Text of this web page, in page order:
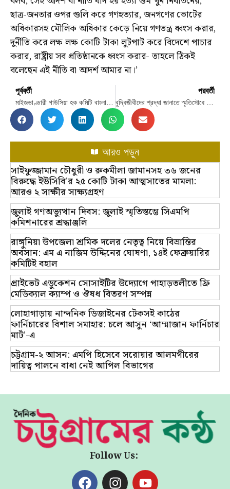
ছাত্র-জনতার ওপর গুলি করে গণহত্যার, জনগণের ভোটের
অধিকারসহ মৌলিক অধিকার কেড়ে নিয়ে গণতন্ত্র ধ্বংস করার,
দুর্নীতি করে লক্ষ লক্ষ কোটি টাকা লুটপাট করে বিদেশে পাচার
করার, রাষ্ট্রীয় সব প্রতিষ্ঠানকে ধ্বংস করার- তাহলে ঠিকই
বলেছেন এই নীতি বা আদর্শ আমার না।’
পূর্ববর্তী পরবর্তী
আরও পড়ুন
সাইফুজ্জামান চৌধুরী ও রুকমীলা জামানসহ ৩৬ জনের
বিরুদ্ধে ইউসিবি’র ২৫ কোটি টাকা আত্মসাতের মামলা:
আরও ২ সাক্ষীর সাক্ষ্যগ্রহণ
জুলাই গণঅভ্যুত্থান দিবস: জুলাই স্মৃতিস্তম্ভে সিএমপি
কমিশনারের শ্রদ্ধাঞ্জলি
রাঙ্গুনিয়া উপজেলা শ্রমিক দলের নেতৃত্ব নিয়ে বিভ্রান্তির
অবসান: এম এ নাজিম উদ্দিনের ঘোষণা, ১৪ই ফেব্রুয়ারির
কমিটিই বহাল
প্রাইভেট এডুকেশন সোসাইটির উদ্যোগে পাহাড়তলীতে ফ্রি
মেডিক্যাল ক্যাম্প ও ঔষধ বিতরণ সম্পন্ন
লোহাগাড়ায় নান্দনিক ডিজাইনের টেকসই কাঠের
ফার্নিচারের বিশাল সমাহার: চলে আসুন ‘আম্মাজান ফার্নিচার
মার্ট’-এ
চট্টগ্রাম-২ আসন: এমপি হিসেবে সরোয়ার আলমগীরের
দায়িত্ব পালনে বাধা নেই আপিল বিভাগের
Follow Us: